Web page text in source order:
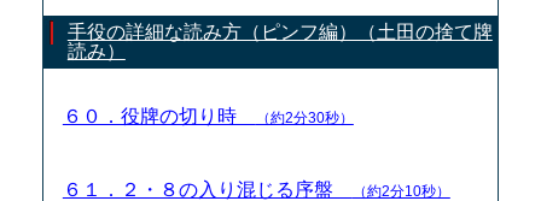
手役の詳細な読み方（ピンフ編）（土田の捨て牌
読み）
６０．役牌の切り時 （約2分30秒）
６１．２・８の入り混じる序盤 （約2分10秒）